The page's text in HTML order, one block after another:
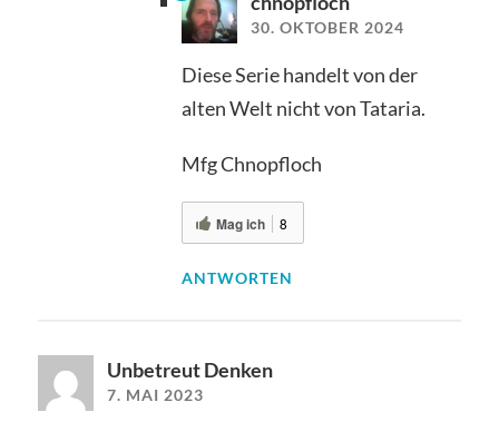
30. OKTOBER 2024
Diese Serie handelt von der
alten Welt nicht von Tataria.
Mfg Chnopfloch
Mag ich 8
ANTWORTEN
Unbetreut Denken
7. MAI 2023